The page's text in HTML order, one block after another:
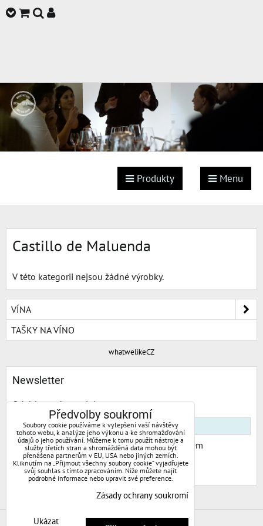
Produkty Menu
Castillo de Maluenda
V této kategorii nejsou žádné výrobky.
VÍNA
TAŠKY NA VÍNO
whatwelikeCZ
Newsletter
Odebírat naše novinky:
Chci se přihlásit k odběru novinek e-mailem
Odebírat
Předvolby soukromí Zásady ochrany soukromí
Předvolby soukromí
Soubory cookie používáme k vylepšení vaší návštěvy
tohoto webu, k analýze jeho výkonu a ke shromažďování
údajů o jeho používání. Můžeme k tomu použít nástroje a
služby třetích stran a shromážděná data mohou být
přenášena partnerům v EU, USA nebo jiných zemích.
Kliknutím na „Přijmout všechny soubory cookie“ vyjadřujete
svůj souhlas s tímto zpracováním. Níže můžete najít
podrobné informace nebo upravit své preference.
Zásady ochrany soukromí
Ukázat